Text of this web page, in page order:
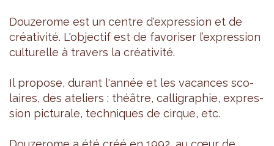
Dou­ze­rome est un centre d'ex­pres­sion et de
créa­ti­vité. L'ob­jec­tif est de favo­ri­ser l’ex­pres­sion
cultu­relle à tra­vers la créa­ti­vité.
Il pro­pose, durant l'an­née et les vacances sco­
laires, des ate­liers : théâtre, cal­li­gra­phie, expres­
sion pic­tu­rale, tech­niques de cirque, etc.